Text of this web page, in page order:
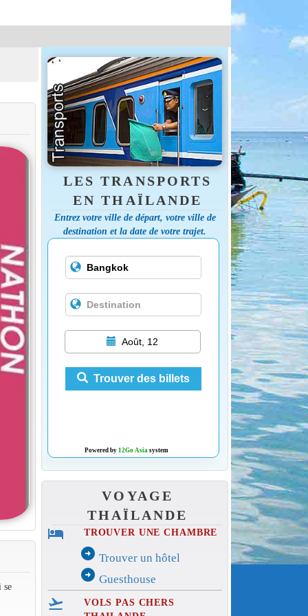
se
LES TRANSPORTS
EN THAÏLANDE
Entrez votre ville de départ, votre ville de
destination et la date de votre trajet.
Août, 12
Trouver des billets
Powered by 12Go Asiasystem
VOYAGE
THAÏLANDE
hotel TROUVER UNE CHAMBRE
arrow_circle_right Trouver un hôtel
arrow_circle_right Guesthouse
flight_takeoff
VOLS PAS CHERS